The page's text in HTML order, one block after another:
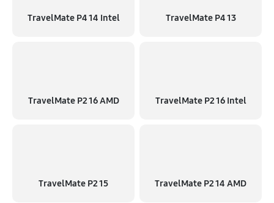
TravelMate P4 14 Intel TravelMate P4 13
TravelMate P2 16 AMD TravelMate P2 16 Intel
TravelMate P2 15 TravelMate P2 14 AMD